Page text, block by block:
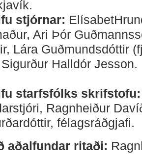
stjórnar:
Ari Þór
Lára Guðmundsdóttir
Halldór
starfsfólks
Ragnheiður
félagsráðgjafi.
aðalfundar ritaði: